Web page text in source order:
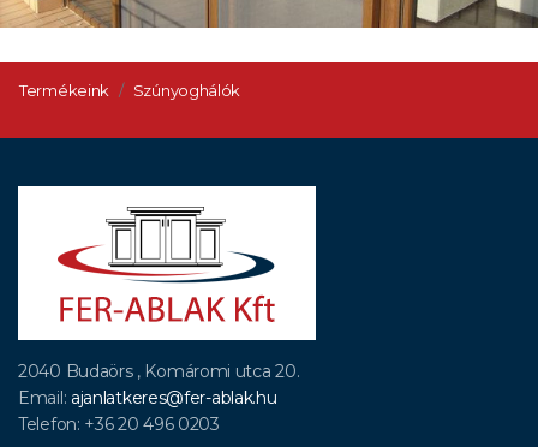
Termékeink Szúnyoghálók
2040 Budaörs , Komáromi utca 20.
Email: ajanlatkeres@fer-ablak.hu
Telefon: +36 20 496 0203